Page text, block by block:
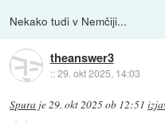
Nekako tudi v Nemčiji...
theanswer3
::29. okt 2025, 14:03
Spura je29. okt 2025 ob 12:51